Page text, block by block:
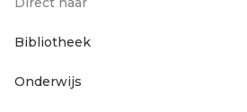
hoofdnavigatie
Bibliotheek
Onderwijs